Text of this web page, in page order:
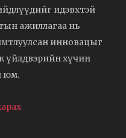
идэвхтэй
ажиллагаа нь
инновацыг
үйлдвэрийн хүчин
юм.